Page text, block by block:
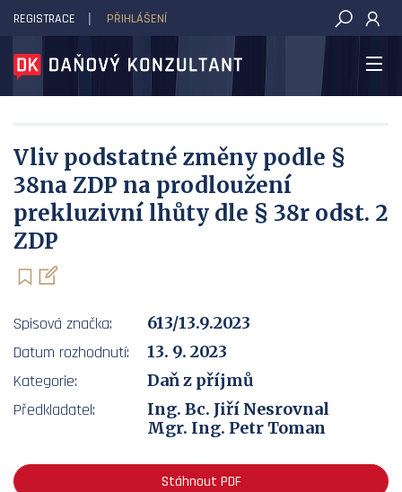
DAŇOVÝ KONZULTANT
REGISTRACE PŘIHLÁŠENÍ
Vliv podstatné změny podle §
38na ZDP na prodloužení
prekluzivní lhůty dle § 38r odst. 2
ZDP
Spisová značka:
613/13.9.2023
Datum rozhodnutí:
13. 9. 2023
Kategorie:
Daň z příjmů
Předkladatel:
Ing. Bc. Jiří Nesrovnal
Mgr. Ing. Petr Toman
Stáhnout PDF